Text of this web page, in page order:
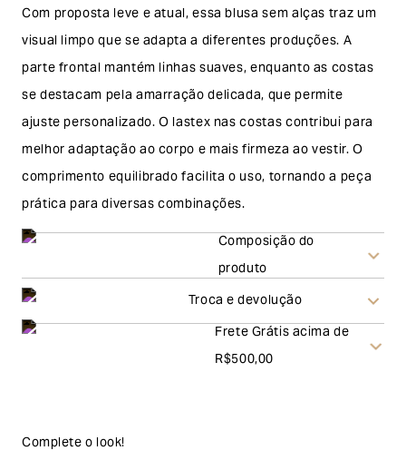
Com proposta leve e atual, essa blusa sem alças traz um
visual limpo que se adapta a diferentes produções. A
parte frontal mantém linhas suaves, enquanto as costas
se destacam pela amarração delicada, que permite
ajuste personalizado. O lastex nas costas contribui para
melhor adaptação ao corpo e mais firmeza ao vestir. O
comprimento equilibrado facilita o uso, tornando a peça
prática para diversas combinações.
Composição do
produto
Troca e devolução
escolher a modalidade troca, no final do processo de
Frete Grátis acima de
R$500,00
Complete o look!